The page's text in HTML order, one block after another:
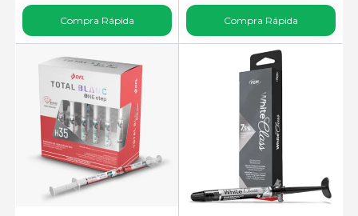
Compra Rápida Compra Rápida